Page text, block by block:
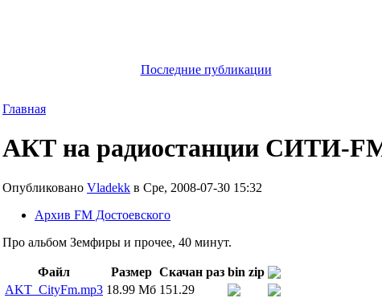
Последние публикации
Главная
АКТ на радиостанции СИТИ-
Опубликовано Vladekk в Сре, 2008-07-30 15:32
Архив FM Достоевского
Про альбом Земфиры и прочее, 40 минут.
Файл Размер Скачан раз bin zip
AKT_CityFm.mp3 18.99 Мб 151.29